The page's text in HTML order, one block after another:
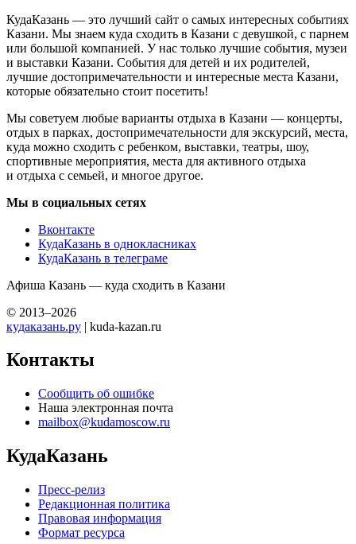
КудаКазань — это лучший сайт о самых интересных событиях
Казани. Мы знаем куда сходить в Казани с девушкой, с парнем
или большой компанией. У нас только лучшие события, музеи
и выставки Казани. События для детей и их родителей,
лучшие достопримечательности и интересные места Казани,
которые обязательно стоит посетить!
Мы советуем любые варианты отдыха в Казани — концерты,
отдых в парках, достопримечательности для экскурсий, места,
куда можно сходить с ребенком, выставки, театры, шоу,
спортивные мероприятия, места для активного отдыха
и отдыха с семьей, и многое другое.
Мы в социальных сетях
Вконтакте
КудаКазань в однокласниках
КудаКазань в телеграме
Афиша Казань — куда сходить в Казани
© 2013–2026
кудаказань.ру | kuda-kazan.ru
Контакты
Сообщить об ошибке
Наша электронная почта
mailbox@kudamoscow.ru
КудаКазань
Пресс-релиз
Редакционная политика
Правовая информация
Формат ресурса